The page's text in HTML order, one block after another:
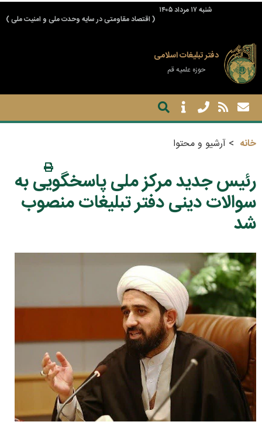
شنبه ۱۷ مرداد ۱۴۰۵
( اقتصاد مقاومتی در سایه وحدت ملی و امنیت ملی )
دفتر تبلیغات اسلامی
حوزه علمیه قم
خانه آرشیو و محتوا
رئیس جدید مرکز ملی پاسخگویی به
سوالات دینی دفتر تبلیغات منصوب
شد